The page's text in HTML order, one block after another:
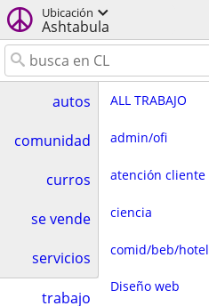
Ubicación
Ashtabula
autos
comunidad
curros
se vende
servicios
trabajo
ALL TRABAJO
admin/ofi
atención cliente
ciencia
comid/beb/hotel
Diseño web